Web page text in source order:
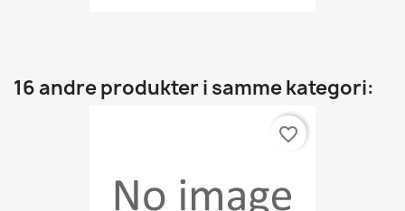
16 andre produkter i samme kategori:
favorite_border